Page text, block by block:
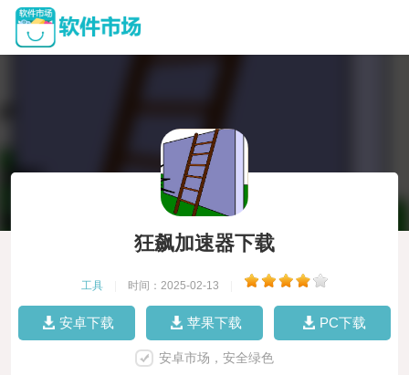
狂飙加速器下载
工具 时间：2025-02-13
安卓下载 苹果下载 PC下载
安卓市场，安全绿色